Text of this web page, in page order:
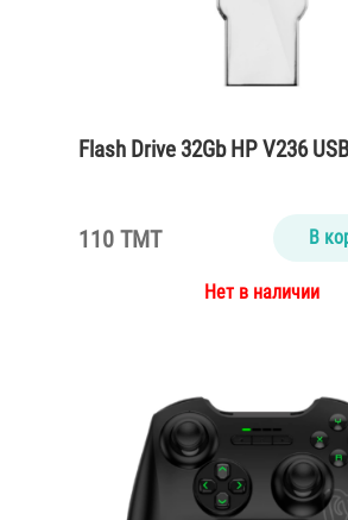
Flash Drive 32Gb HP V236
110 TMT В
Нет в наличии